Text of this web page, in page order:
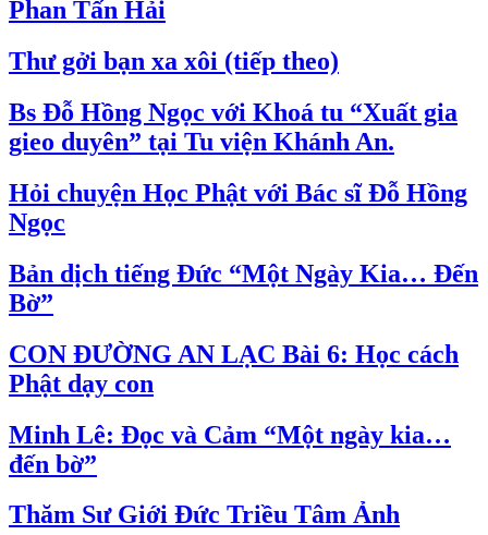
Phan Tấn Hải
Thư gởi bạn xa xôi (tiếp theo)
Bs Đỗ Hồng Ngọc với Khoá tu “Xuất gia
gieo duyên” tại Tu viện Khánh An.
Hỏi chuyện Học Phật với Bác sĩ Đỗ Hồng
Ngọc
Bản dịch tiếng Đức “Một Ngày Kia… Đến
Bờ”
CON ĐƯỜNG AN LẠC Bài 6: Học cách
Phật dạy con
Minh Lê: Đọc và Cảm “Một ngày kia…
đến bờ”
Thăm Sư Giới Đức Triều Tâm Ảnh